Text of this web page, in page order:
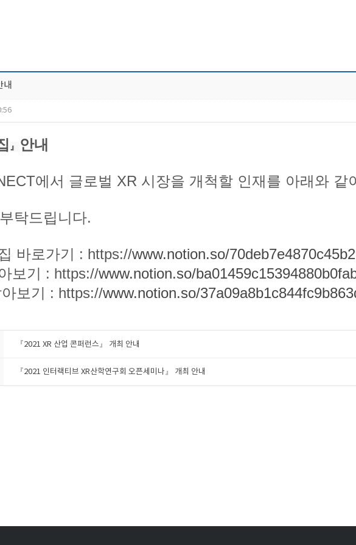
내
』 ​안내
에서 글로벌 XR 시장을 개척할 인재를 아래와 같
탁드립니다.
바로가기 : https://www.notion.so/
보기 :
https://www.notion.so/
보기 :
https://www.notion.so/
『2021 XR 산업 콘퍼런스』 개최 안내
『​2021 인터랙티브 XR산학연구회 오픈세미나』 개최 안내